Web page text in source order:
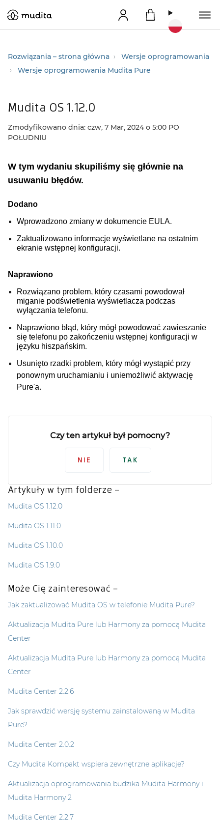
Rozwiązania – strona główna
Wersje oprogramowania
Wersje oprogramowania Mudita Pure
Mudita OS 1.12.0
Zmodyfikowano dnia: czw, 7 Mar, 2024 o 5:00 PO
POŁUDNIU
W tym wydaniu skupiliśmy się głównie na
usuwaniu błędów.
Dodano
Wprowadzono zmiany w dokumencie EULA.
Zaktualizowano informacje wyświetlane na ostatnim
ekranie wstępnej konfiguracji.
Naprawiono
Rozwiązano problem, który czasami powodował
miganie podświetlenia wyświetlacza podczas
wyłączania telefonu.
Naprawiono błąd, który mógł powodować zawieszanie
się telefonu po zakończeniu wstępnej konfiguracji w
języku hiszpańskim.
Usunięto rzadki problem, który mógł wystąpić przy
ponownym uruchamianiu i uniemożliwić aktywację
Pure'a.
Czy ten artykuł był pomocny?
NIE TAK
Artykuły w tym folderze –
Mudita OS 1.12.0
Mudita OS 1.11.0
Mudita OS 1.10.0
Mudita OS 1.9.0
Może Cię zainteresować –
Jak zaktualizować Mudita OS w telefonie Mudita Pure?
Aktualizacja Mudita Pure lub Harmony za pomocą Mudita
Center
Aktualizacja Mudita Pure lub Harmony za pomocą Mudita
Center
Mudita Center 2.2.6
Jak sprawdzić wersję systemu zainstalowaną w Mudita
Pure?
Mudita Center 2.0.2
Czy Mudita Kompakt wspiera zewnętrzne aplikacje?
Aktualizacja oprogramowania budzika Mudita Harmony i
Mudita Harmony 2
Mudita Center 2.2.7